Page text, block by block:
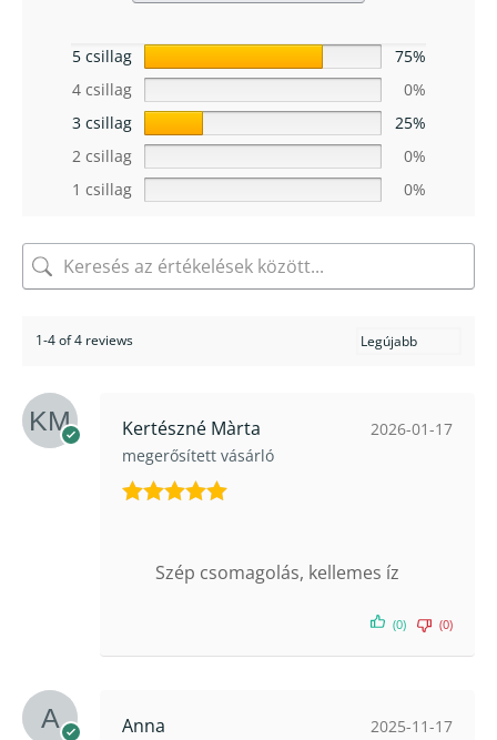
5 csillag
75%
4 csillag
0%
3 csillag
25%
2 csillag
0%
1 csillag
0%
1-4 of 4 reviews
Kertészné Màrta
megerősített vásárló
2026-01-17
Szép csomagolás, kellemes íz
(0) (0)
Anna 2025-11-17